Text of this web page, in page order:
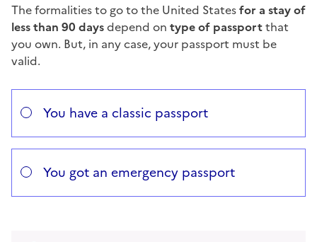
The formalities to go to the United Statesfor a stay of
less than 90 daysdepend on type of passportthat
you own. But, in any case, your passport must be
valid.
Répondez aux questions successives et les réponses
Vous avez choisi
You have a classic passport
You got an emergency passport